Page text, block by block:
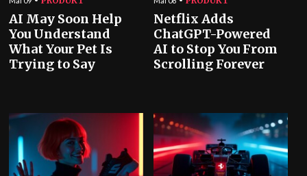
AI May Soon Help
You Understand
What Your Pet Is
Trying to Say
Netflix Adds
ChatGPT-Powered
AI to Stop You From
Scrolling Forever